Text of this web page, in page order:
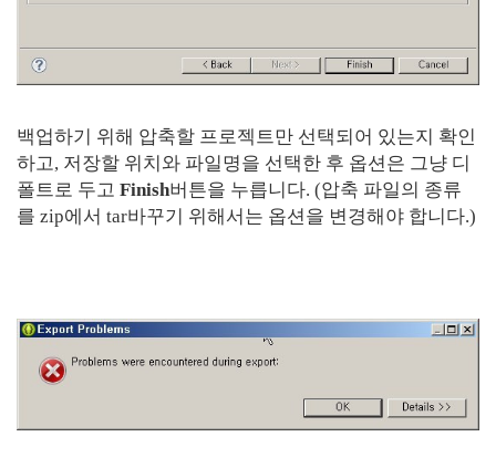
백업하기 위해 압축할 프로젝트만 선택되어 있는지 확인
하고, 저장할 위치와 파일명을 선택한 후 옵션은 그냥 디
폴트로 두고 Finish버튼을 누릅니다. (압축 파일의 종류
를 zip에서 tar바꾸기 위해서는 옵션을 변경해야 합니다.)